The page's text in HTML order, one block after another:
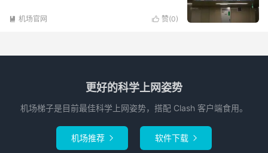
 赞(0)
 机场官网
更好的科学上网姿势
机场梯子是目前最佳科学上网姿势，搭配 Clash 客户端食用。
机场推荐  软件下载 